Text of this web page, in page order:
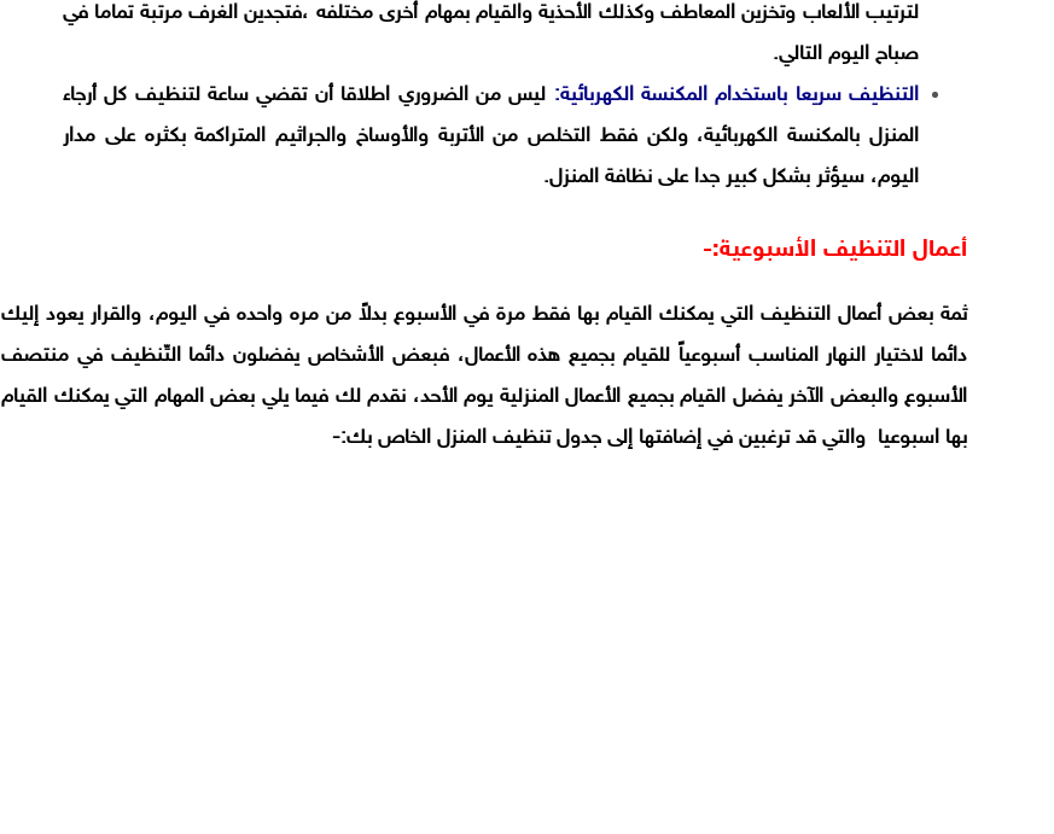
لترتيب الألعاب وتخزين المعاطف وكذلك الأحذية والقيام بمهام أخرى مختلفه ،فتجدين الغرف مرتبة تماما في
صباح اليوم التالي.
التنظيف سريعا باستخدام المكنسة الكهربائية: ليس من الضروري اطلاقا أن تقضي ساعة لتنظيف كل أرجاء
المنزل بالمكنسة الكهربائية، ولكن فقط التخلص من الأتربة والأوساخ والجراثيم المتراكمة بكثره على مدار
اليوم، سيؤثر بشكل كبير جدا على نظافة المنزل.
أعمال التنظيف الأسبوعية:-
ثمة بعض أعمال التنظيف التي يمكنك القيام بها فقط مرة في الأسبوع بدلاً من مره واحده في اليوم، والقرار يعود إليك
دائما لاختيار النهار المناسب أسبوعياً للقيام بجميع هذه الأعمال، فبعض الأشخاص يفضلون دائما التّنظيف في منتصف
الأسبوع والبعض الآخر يفضل القيام بجميع الأعمال المنزلية يوم الأحد، نقدم لك فيما يلي بعض المهام التي يمكنك القيام
بها اسبوعيا والتي قد ترغبين في إضافتها إلى جدول تنظيف المنزل الخاص بك:-